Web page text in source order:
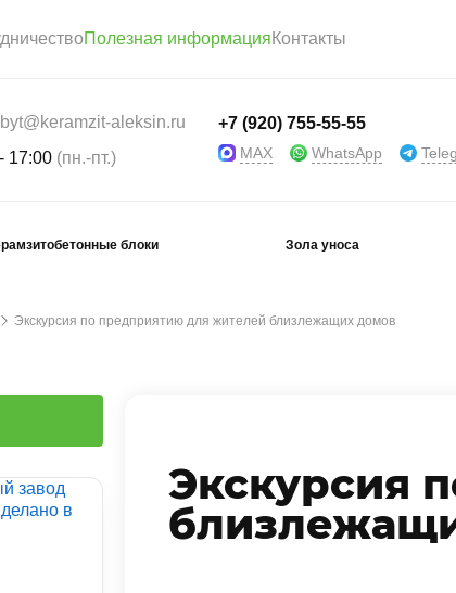
Полезная информация Контакты
aleksin.ru
17:00(пн.-пт.)
+7 (920) 755-55-55
MAX WhatsApp
блоки Зола уноса
Экскурсия по предприятию для жителей близлежащих домов
Экскурсия